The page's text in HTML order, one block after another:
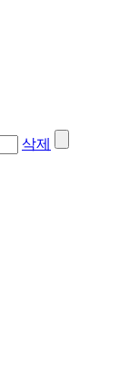
삭제